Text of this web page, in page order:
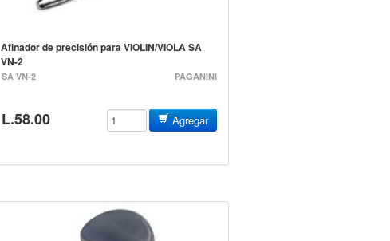
Afinador de precisión para VIOLIN/VIOLA SA
VN-2
SA VN-2 PAGANINI
L.58.00 Agregar